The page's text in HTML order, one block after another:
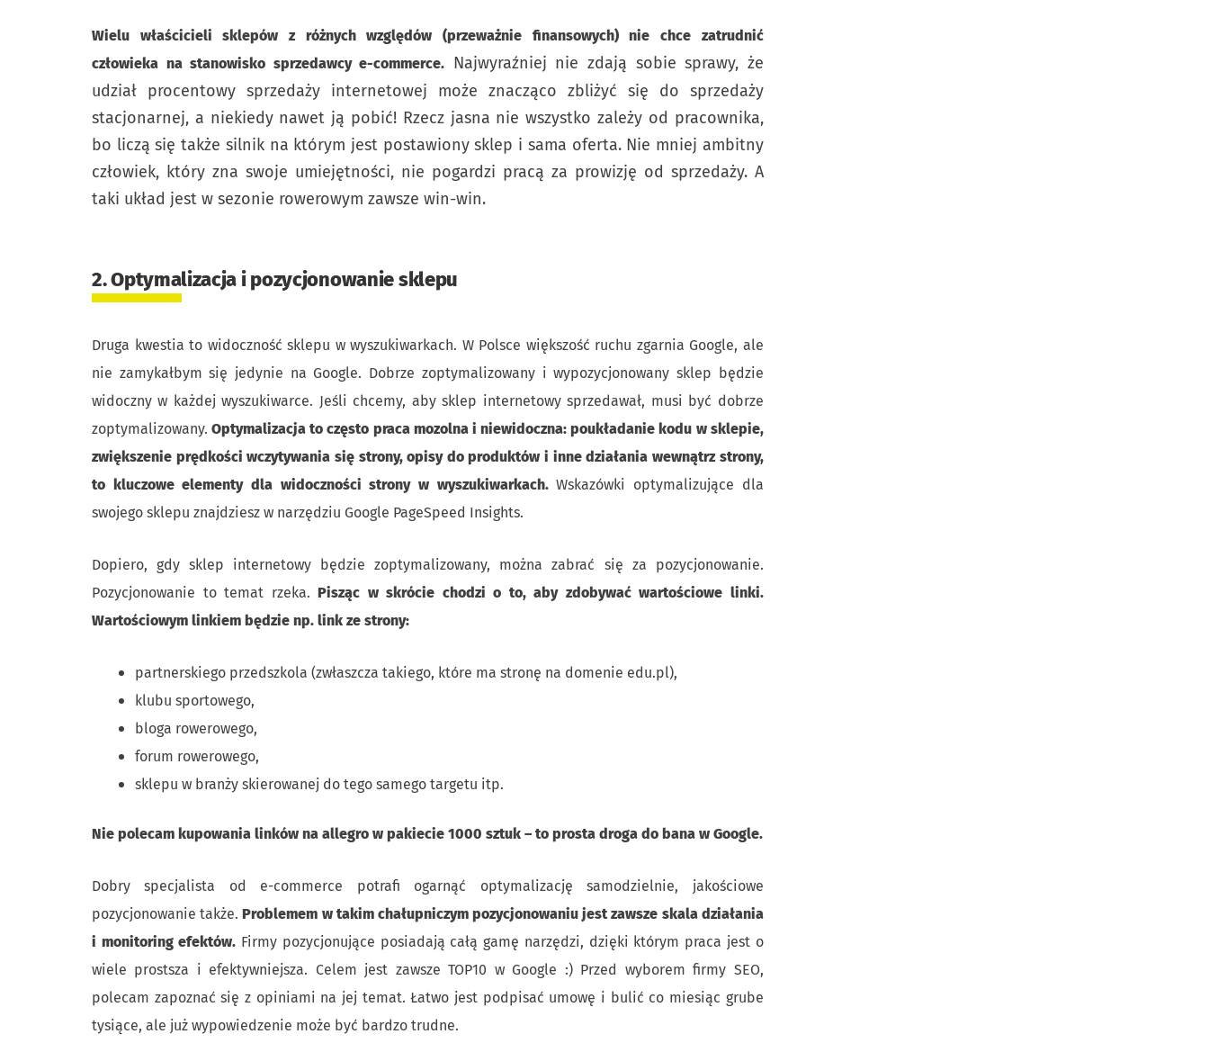
Wielu właścicieli sklepów z różnych względów (przeważnie finansowych) nie chce zatrudnić
człowieka na stanowisko sprzedawcy e-commerce. Najwyraźniej nie zdają sobie sprawy, że
udział procentowy sprzedaży internetowej może znacząco zbliżyć się do sprzedaży
stacjonarnej, a niekiedy nawet ją pobić! Rzecz jasna nie wszystko zależy od pracownika,
bo liczą się także silnik na którym jest postawiony sklep i sama oferta. Nie mniej ambitny
człowiek, który zna swoje umiejętności, nie pogardzi pracą za prowizję od sprzedaży. A
taki układ jest w sezonie rowerowym zawsze win-win.
2. Optymalizacja i pozycjonowanie sklepu
Druga kwestia to widoczność sklepu w wyszukiwarkach. W Polsce większość ruchu zgarnia Google, ale
nie zamykałbym się jedynie na Google. Dobrze zoptymalizowany i wypozycjonowany sklep będzie
widoczny w każdej wyszukiwarce. Jeśli chcemy, aby sklep internetowy sprzedawał, musi być dobrze
zoptymalizowany.Optymalizacja to często praca mozolna i niewidoczna: poukładanie kodu w sklepie,
zwiększenie prędkości wczytywania się strony, opisy do produktów i inne działania wewnątrz strony,
to kluczowe elementy dla widoczności strony w wyszukiwarkach.Wskazówki optymalizujące dla
swojego sklepu znajdziesz w narzędziu Google PageSpeed Insights.
Dopiero, gdy sklep internetowy będzie zoptymalizowany, można zabrać się za pozycjonowanie.
Pozycjonowanie to temat rzeka.Pisząc w skrócie chodzi o to, aby zdobywać wartościowe linki.
Wartościowym linkiem będzie np. link ze strony:
partnerskiego przedszkola (zwłaszcza takiego, które ma stronę na domenie edu.pl),
klubu sportowego,
bloga rowerowego,
forum rowerowego,
sklepu w branży skierowanej do tego samego targetu itp.
Nie polecam kupowania linków na allegro w pakiecie 1000 sztuk – to prosta droga do bana w Google.
Dobry specjalista od e-commerce potrafi ogarnąć optymalizację samodzielnie, jakościowe
pozycjonowanie także.Problemem w takim chałupniczym pozycjonowaniu jest zawsze skala działania
i monitoring efektów. Firmy pozycjonujące posiadają całą gamę narzędzi, dzięki którym praca jest o
wiele prostsza i efektywniejsza. Celem jest zawsze TOP10 w Google :) Przed wyborem firmy SEO,
polecam zapoznać się z opiniami na jej temat. Łatwo jest podpisać umowę i bulić co miesiąc grube
tysiące, ale już wypowiedzenie może być bardzo trudne.